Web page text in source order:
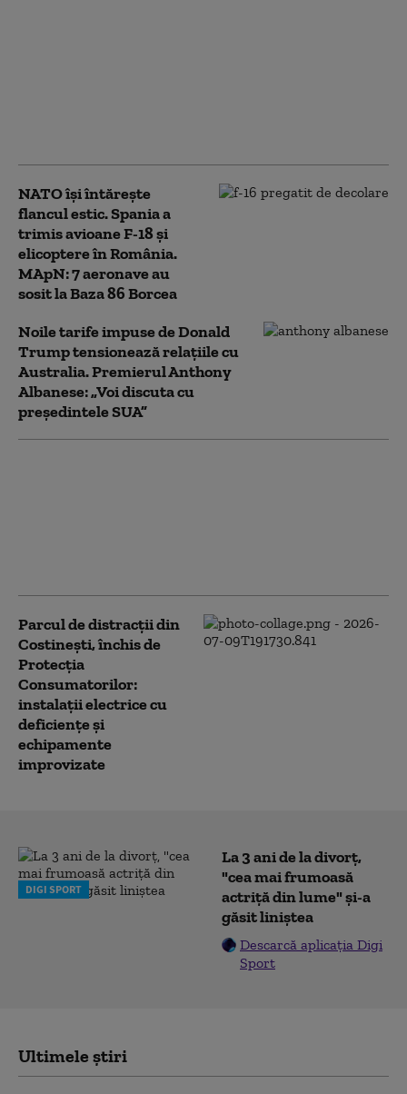
NATO își întărește
flancul estic. Spania a
trimis avioane F-18 și
elicoptere în România.
MApN: 7 aeronave au
sosit la Baza 86 Borcea
Noile tarife impuse de Donald
Trump tensionează relațiile cu
Australia. Premierul Anthony
Albanese: „Voi discuta cu
președintele SUA”
Parcul de distracții din
Costinești, închis de
Protecția
Consumatorilor:
instalații electrice cu
deficiențe și
echipamente
improvizate
DIGI SPORT
La 3 ani de la divorț,
"cea mai frumoasă
actriță din lume" și-a
găsit liniștea
Descarcă aplicația Digi
Sport
Ultimele știri